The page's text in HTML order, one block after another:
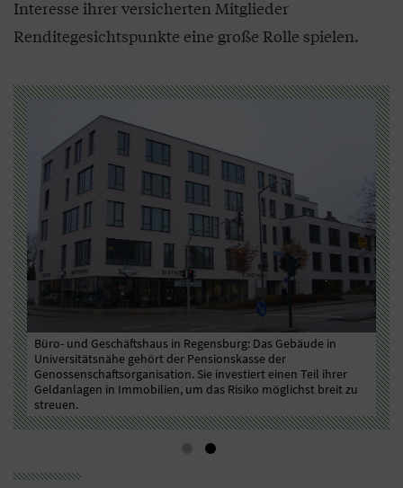
Interesse ihrer versicherten Mitglieder
Renditegesichtspunkte eine große Rolle spielen.
Büro- und Geschäftshaus in Regensburg: Das Gebäude in
Universitätsnähe gehört der Pensionskasse der
Genossenschaftsorganisation. Sie investiert einen Teil ihrer
Geldanlagen in Immobilien, um das Risiko möglichst breit zu
streuen.